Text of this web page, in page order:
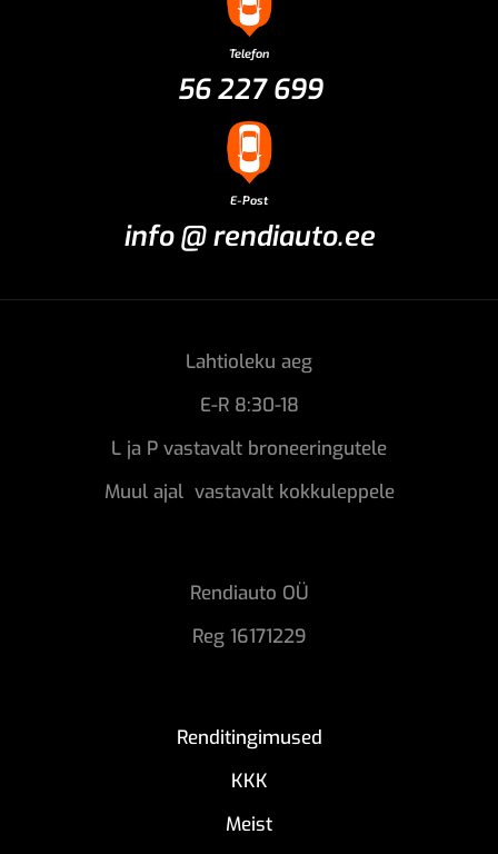
Telefon
56 227 699
E-Post
info @ rendiauto.ee
Lahtioleku aeg
E-R 8:30-18
L ja P vastavalt broneeringutele
Muul ajal vastavalt kokkuleppele
Rendiauto OÜ
Reg 16171229
Renditingimused
KKK
Meist